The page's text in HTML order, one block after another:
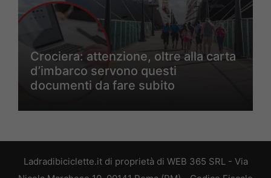
Crociera: attenzione, oltre alla carta
d’imbarco servono questi
documenti da fare subito
Ladradibiciclette.it di proprietà di WEB 365 SRL - Via